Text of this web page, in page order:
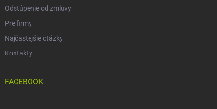
Odstúpenie od zmluvy
Pre firmy
Najčastejšie otázky
Kontakty
FACEBOOK